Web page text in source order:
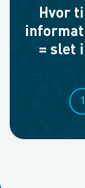
Hvor
= slet
1